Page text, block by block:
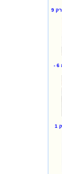
החיים זה לא הכל - עונה 6 -